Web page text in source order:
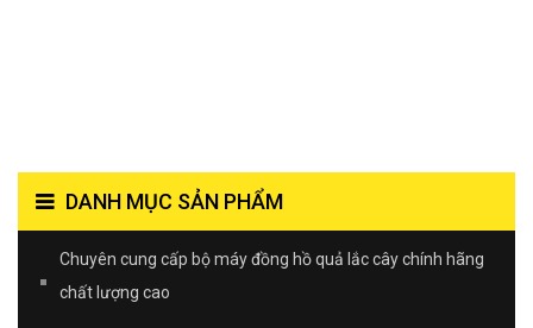
DANH MỤC SẢN PHẨM
Chuyên cung cấp bộ máy đồng hồ quả lắc cây chính hãng
chất lượng cao